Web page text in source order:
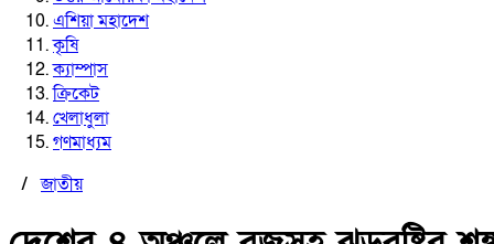
এশিয়া মহাদেশ
কৃষি
ক্যাম্পাস
ক্রিকেট
খেলাধুলা
গণমাধ্যম
/জাতীয়